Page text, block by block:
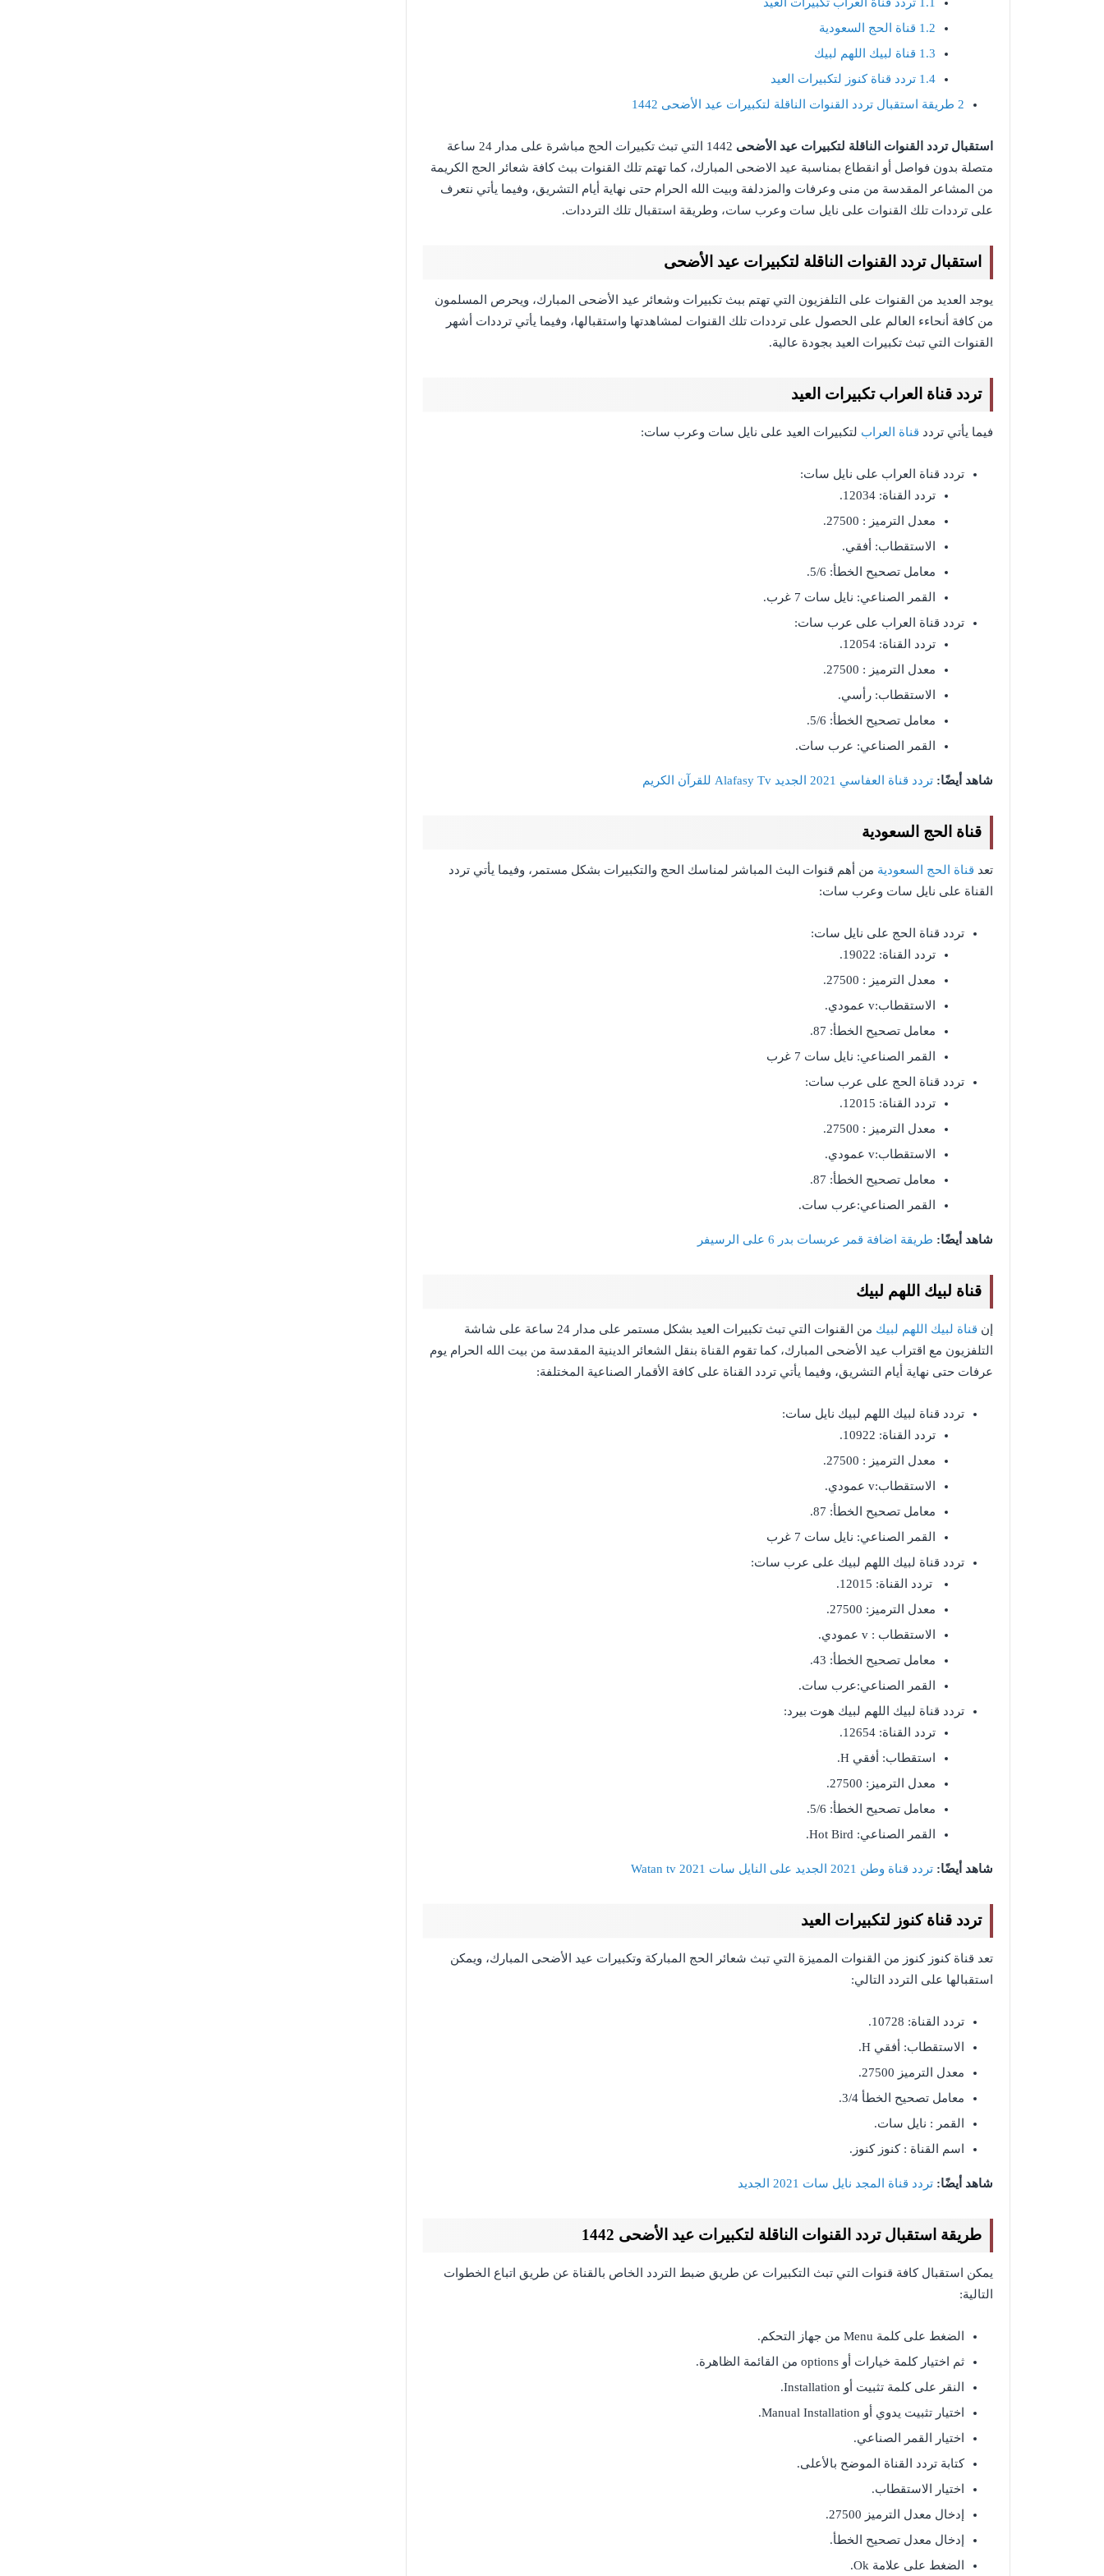
1.2 قناة الحج السعودية
1.3 قناة لبيك اللهم لبيك
1.4 تردد قناة كنوز لتكبيرات العيد
2 طريقة استقبال تردد القنوات الناقلة لتكبيرات عيد الأضحى 1442
استقبال تردد القنوات الناقلة لتكبيرات عيد الأضحى
1442 التي تبث تكبيرات الحج مباشرة على مدار 24 ساعة
متصلة بدون فواصل أو انقطاع بمناسبة عيد الاضحى المبارك، كما تهتم تلك القنوات ببث كافة شعائر الحج الكريمة
من المشاعر المقدسة من منى وعرفات والمزدلفة وبيت الله الحرام حتى نهاية أيام التشريق، وفيما يأتي نتعرف
على ترددات تلك القنوات على نايل سات وعرب سات، وطريقة استقبال تلك الترددات.
استقبال تردد القنوات الناقلة لتكبيرات عيد الأضحى
يوجد العديد من القنوات على التلفزيون التي تهتم ببث تكبيرات وشعائر عيد الأضحى المبارك، ويحرص المسلمون
من كافة أنحاءء العالم على الحصول على ترددات تلك القنوات لمشاهدتها واستقبالها، وفيما يأتي ترددات أشهر
القنوات التي تبث تكبيرات العيد بجودة عالية.
تردد قناة العراب تكبيرات العيد
فيما يأتي تردد قناة العراب لتكبيرات العيد على نايل سات وعرب سات:
تردد قناة العراب على نايل سات:
تردد القناة: 12034.
معدل الترميز : 27500.
الاستقطاب: أفقي.
معامل تصحيح الخطأ: 5/6.
القمر الصناعي: نايل سات 7 غرب.
تردد قناة العراب على عرب سات:
تردد القناة: 12054.
معدل الترميز : 27500.
الاستقطاب: رأسي.
معامل تصحيح الخطأ: 5/6.
القمر الصناعي: عرب سات.
شاهد أيضًا: تردد قناة العفاسي 2021 الجديد Alafasy Tv للقرآن الكريم
قناة الحج السعودية
تعد قناة الحج السعودية من أهم قنوات البث المباشر لمناسك الحج والتكبيرات بشكل مستمر، وفيما يأتي تردد
القناة على نايل سات وعرب سات:
تردد قناة الحج على نايل سات:
تردد القناة: 19022.
معدل الترميز : 27500.
الاستقطاب:v عمودي.
معامل تصحيح الخطأ: 87.
القمر الصناعي: نايل سات 7 غرب
تردد قناة الحج على عرب سات:
تردد القناة: 12015.
معدل الترميز : 27500.
الاستقطاب:v عمودي.
معامل تصحيح الخطأ: 87.
القمر الصناعي:عرب سات.
شاهد أيضًا: طريقة اضافة قمر عربسات بدر 6 على الرسيفر
قناة لبيك اللهم لبيك
إن قناة لبيك اللهم لبيك
من القنوات التي تبث تكبيرات العيد بشكل مستمر على مدار 24 ساعة على شاشة
التلفزيون مع اقتراب عيد الأضحى المبارك، كما تقوم القناة بنقل الشعائر الدينية المقدسة من بيت الله الحرام يوم
عرفات حتى نهاية أيام التشريق، وفيما يأتي تردد القناة على كافة الأقمار الصناعية المختلفة:
تردد قناة لبيك اللهم لبيك نايل سات:
تردد القناة: 10922.
معدل الترميز : 27500.
الاستقطاب:v عمودي.
معامل تصحيح الخطأ: 87.
القمر الصناعي: نايل سات 7 غرب
تردد قناة لبيك اللهم لبيك على عرب سات:
تردد القناة: 12015.
معدل الترميز: 27500.
الاستقطاب : v عمودي.
معامل تصحيح الخطأ: 43.
القمر الصناعي:عرب سات.
تردد قناة لبيك اللهم لبيك هوت بيرد:
تردد القناة: 12654.
استقطاب: أفقي H.
معدل الترميز: 27500.
معامل تصحيح الخطأ: 5/6.
القمر الصناعي: Hot Bird.
شاهد أيضًا: تردد قناة وطن 2021 الجديد على النايل سات Watan tv 2021
تردد قناة كنوز لتكبيرات العيد
تعد قناة كنوز كنوز من القنوات المميزة التي تبث شعائر الحج المباركة وتكبيرات عيد الأضحى المبارك، ويمكن
استقبالها على التردد التالي:
تردد القناة: 10728.
الاستقطاب: أفقي H.
معدل الترميز 27500.
معامل تصحيح الخطأ 3/4.
القمر : نايل سات.
اسم القناة : كنوز كنوز.
شاهد أيضًا: تردد قناة المجد نايل سات 2021 الجديد
طريقة استقبال تردد القنوات الناقلة لتكبيرات عيد الأضحى 1442
يمكن استقبال كافة قنوات التي تبث التكبيرات عن طريق ضبط التردد الخاص بالقناة عن طريق اتباع الخطوات
التالية:
الضغط على كلمة Menu من جهاز التحكم.
ثم اختيار كلمة خيارات أو options من القائمة الظاهرة.
النقر على كلمة تثبيت أو Installation.
اختيار تثبيت يدوي أو Manual Installation.
اختيار القمر الصناعي.
كتابة تردد القناة الموضح بالأعلى.
اختيار الاستقطاب.
إدخال معدل الترميز 27500.
إدخال معدل تصحيح الخطأ.
الضغط على علامة Ok.